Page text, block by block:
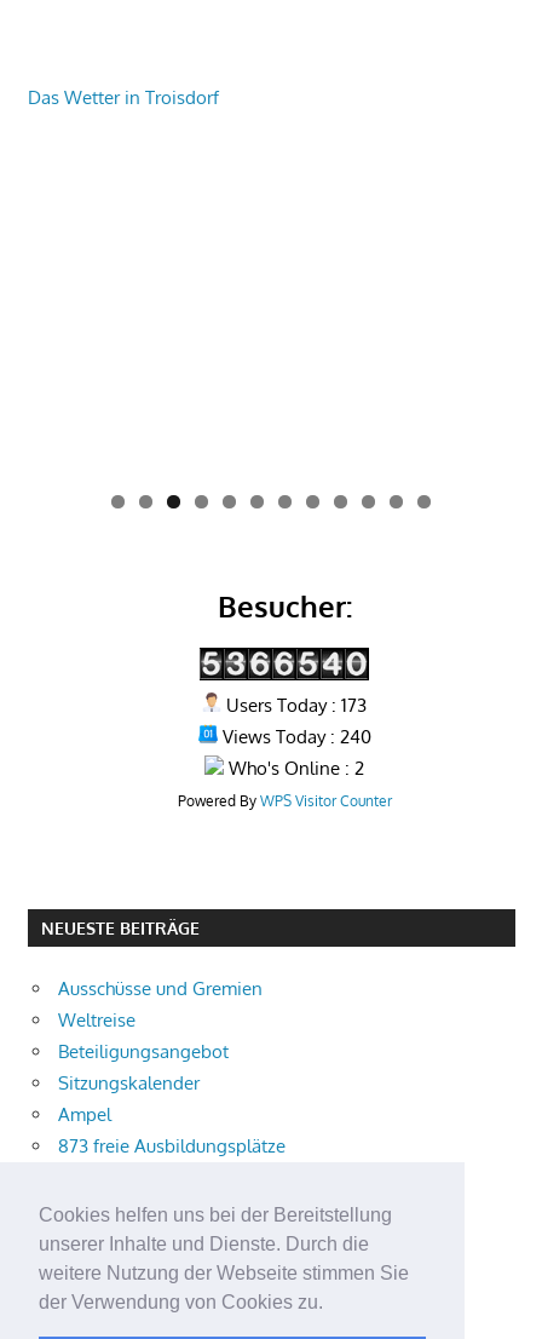
Cookies helfen uns bei der Bereitstellung
unserer Inhalte und Dienste. Durch die
weitere Nutzung der Webseite stimmen Sie
der Verwendung von Cookies zu.
Das Wetter in Troisdorf
0 1 2
Besucher:
Users Today : 173
Views Today : 240
Who's Online : 2
Powered By WPS Visitor Counter
NEUESTE BEITRÄGE
Ausschüsse und Gremien
Weltreise
Beteiligungsangebot
Sitzungskalender
Ampel
873 freie Ausbildungsplätze
Aktuelle Verkehrsmeldungen
Terracliff
Wärmeplanung
Demokratie-Tag 2026